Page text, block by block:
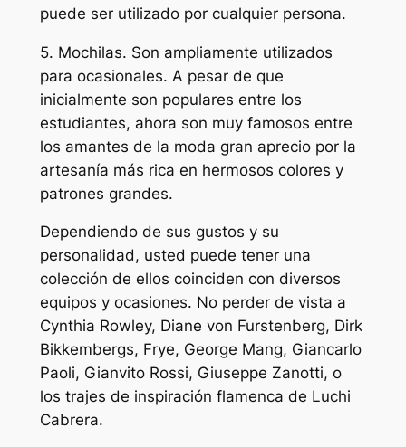
puede ser utilizado por cualquier persona.
5. Mochilas. Son ampliamente utilizados
para ocasionales. A pesar de que
inicialmente son populares entre los
estudiantes, ahora son muy famosos entre
los amantes de la moda gran aprecio por la
artesanía más rica en hermosos colores y
patrones grandes.
Dependiendo de sus gustos y su
personalidad, usted puede tener una
colección de ellos coinciden con diversos
equipos y ocasiones. No perder de vista a
Cynthia Rowley, Diane von Furstenberg, Dirk
Bikkembergs, Frye, George Mang, Giancarlo
Paoli, Gianvito Rossi, Giuseppe Zanotti, o
los trajes de inspiración flamenca de Luchi
Cabrera.